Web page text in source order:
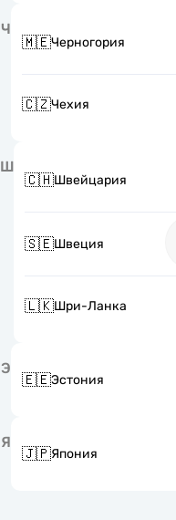
Ч
🇲🇪Черногория
🇨🇿Чехия
Ш
🇨🇭Швейцария
🇸🇪Швеция
🇱🇰Шри-Ланка
Э
🇪🇪Эстония
Я
🇯🇵Япония